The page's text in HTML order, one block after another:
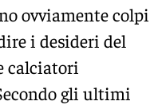
ovviamente colpi
i desideri del
calciatori
gli ultimi